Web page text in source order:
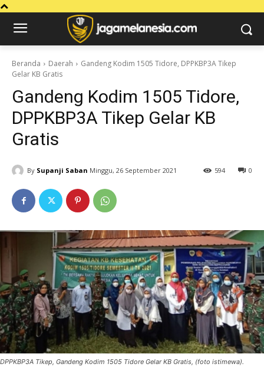
Beranda Daerah
Gandeng Kodim 1505 Tidore, DPPKBP3A Tikep
Gelar KB Gratis
Gandeng Kodim 1505 Tidore,
DPPKBP3A Tikep Gelar KB
Gratis
By Supanji Saban Minggu, 26 September 2021 0
594
DPPKBP3A Tikep, Gandeng Kodim 1505 Tidore Gelar KB Gratis, (foto istimewa).